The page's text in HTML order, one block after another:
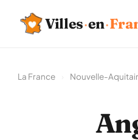
Villes·en·
La France Nouvelle-